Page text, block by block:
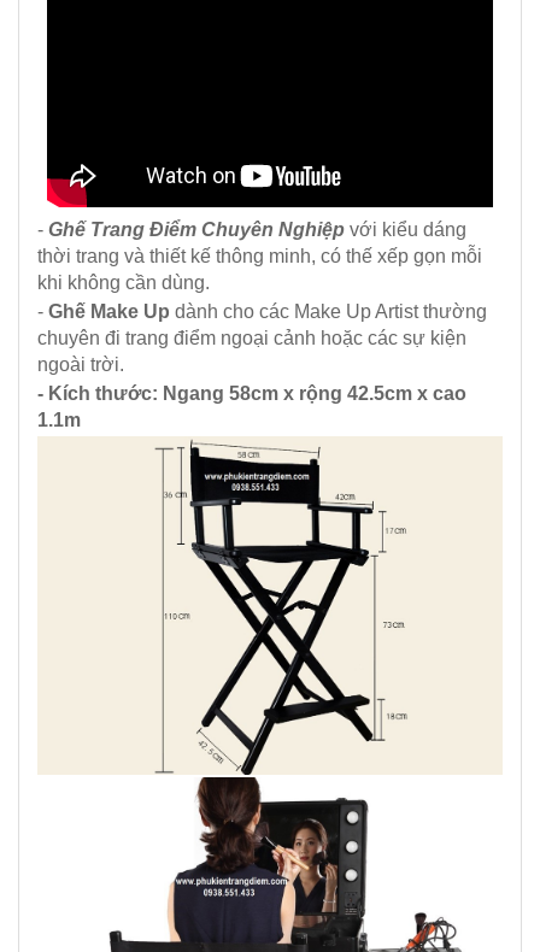
- Ghế Trang Điểm Chuyên Nghiệp với kiểu dáng
thời trang và thiết kế thông minh, có thế xếp gọn mỗi
khi không cần dùng.
- Ghế Make Up dành cho các Make Up Artist thường
chuyên đi trang điểm ngoại cảnh hoặc các sự kiện
ngoài trời.
- Kích thước: Ngang 58cm x rộng 42.5cm x cao
1.1m